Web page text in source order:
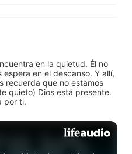
en la quietud. Él no
en el descanso. Y allí,
recuerda que no estamos
quieto) Dios está presente.
por ti.